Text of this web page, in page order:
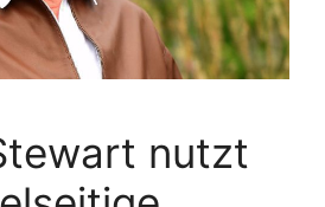
nutzt